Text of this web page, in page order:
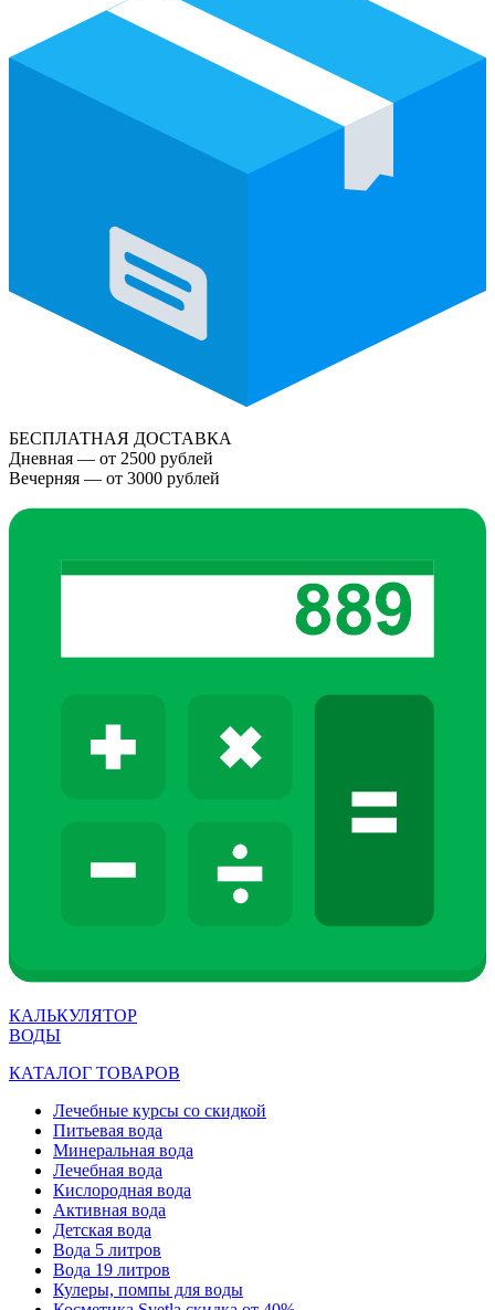
БЕСПЛАТНАЯ ДОСТАВКА
Дневная — от 2500 рублей
Вечерняя — от 3000 рублей
КАЛЬКУЛЯТОР
ВОДЫ
КАТАЛОГ ТОВАРОВ
Лечебные курсы со скидкой
Питьевая вода
Минеральная вода
Лечебная вода
Кислородная вода
Активная вода
Детская вода
Вода 5 литров
Вода 19 литров
Кулеры, помпы для воды